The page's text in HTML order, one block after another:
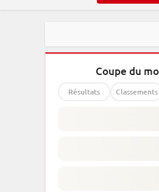
Coupe du
Résultats Classements